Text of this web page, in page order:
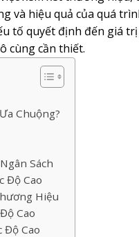
và hiệu quả của quá
tố quyết định đến giá trị
cùng cần thiết.
Chuộng?
Sách
Độ Cao
Hiệu
Cao
Độ Cao